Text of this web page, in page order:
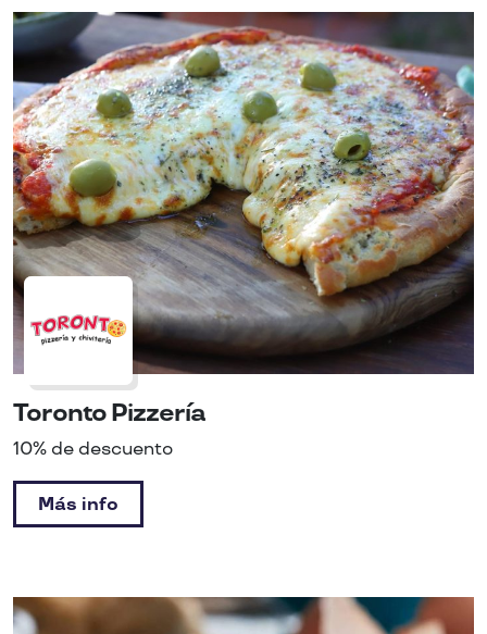
Toronto Pizzería
10% de descuento
Más info